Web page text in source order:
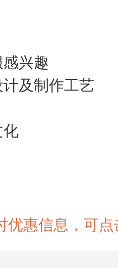
兴趣
及制作工艺
化
优惠信息，可点